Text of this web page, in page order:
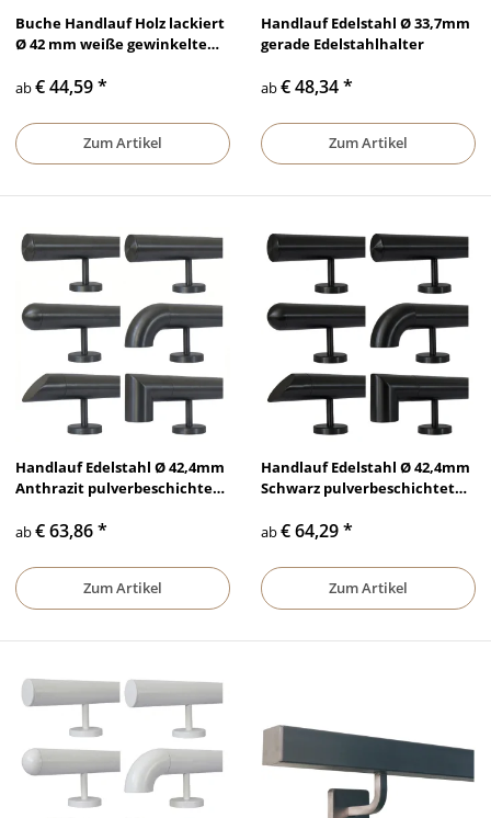
Buche Handlauf Holz lackiert
Ø 42 mm weiße gewinkelte
ab€ 44,59*
Zum Artikel
Handlauf Edelstahl Ø 33,7mm
gerade Edelstahlhalter
ab€ 48,34*
Zum Artikel
Handlauf Edelstahl Ø 42,4mm
Anthrazit pulverbeschichtet
ab€ 63,86*
Zum Artikel
Handlauf Edelstahl Ø 42,4mm
Schwarz pulverbeschichtet
ab€ 64,29*
Zum Artikel